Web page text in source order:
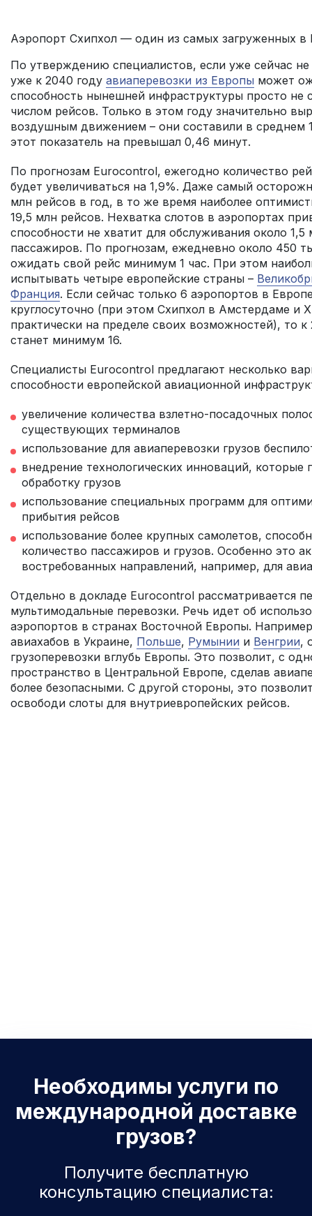
Аэропорт Схипхол — один из самых загруженных в
По утверждению специалистов, если уже сейчас
уже к 2040 году авиаперевозки из Европы может
способность нынешней инфраструктуры просто не
числом рейсов. Только в этом году значительно
воздушным движением – они составили в среднем
этот показатель на превышал 0,46 минут.
По прогнозам Eurocontrol, ежегодно количество
будет увеличиваться на 1,9%. Даже самый
млн рейсов в год, в то же время наиболее
19,5 млн рейсов. Нехватка слотов в аэропортах
способности не хватит для обслуживания около
пассажиров. По прогнозам, ежедневно около 450
ожидать свой рейс минимум 1 час. При этом
испытывать четыре европейские страны –
Франция. Если сейчас только 6 аэропортов в
круглосуточно (при этом Схипхол в Амстердаме и
практически на пределе своих возможностей), то
станет минимум 16.
Специалисты Eurocontrol предлагают несколько
способности европейской авиационной
увеличение количества взлетно-посадочных
существующих терминалов
использование для авиаперевозки грузов
внедрение технологических инноваций, которые
обработку грузов
использование специальных программ для
прибытия рейсов
использование более крупных самолетов,
количество пассажиров и грузов. Особенно это
востребованных направлений, например, для
Отдельно в докладе Eurocontrol рассматривается
мультимодальные перевозки. Речь идет об
аэропортов в странах Восточной Европы.
авиахабов в Украине, Польше, Румынии и Венгрии,
грузоперевозки вглубь Европы. Это позволит, с
пространство в Центральной Европе, сделав
более безопасными. С другой стороны, это
освободи слоты для внутриевропейских рейсов.
Необходимы услуги по
международной доставке
грузов?
Получите бесплатную
консультацию специалиста: